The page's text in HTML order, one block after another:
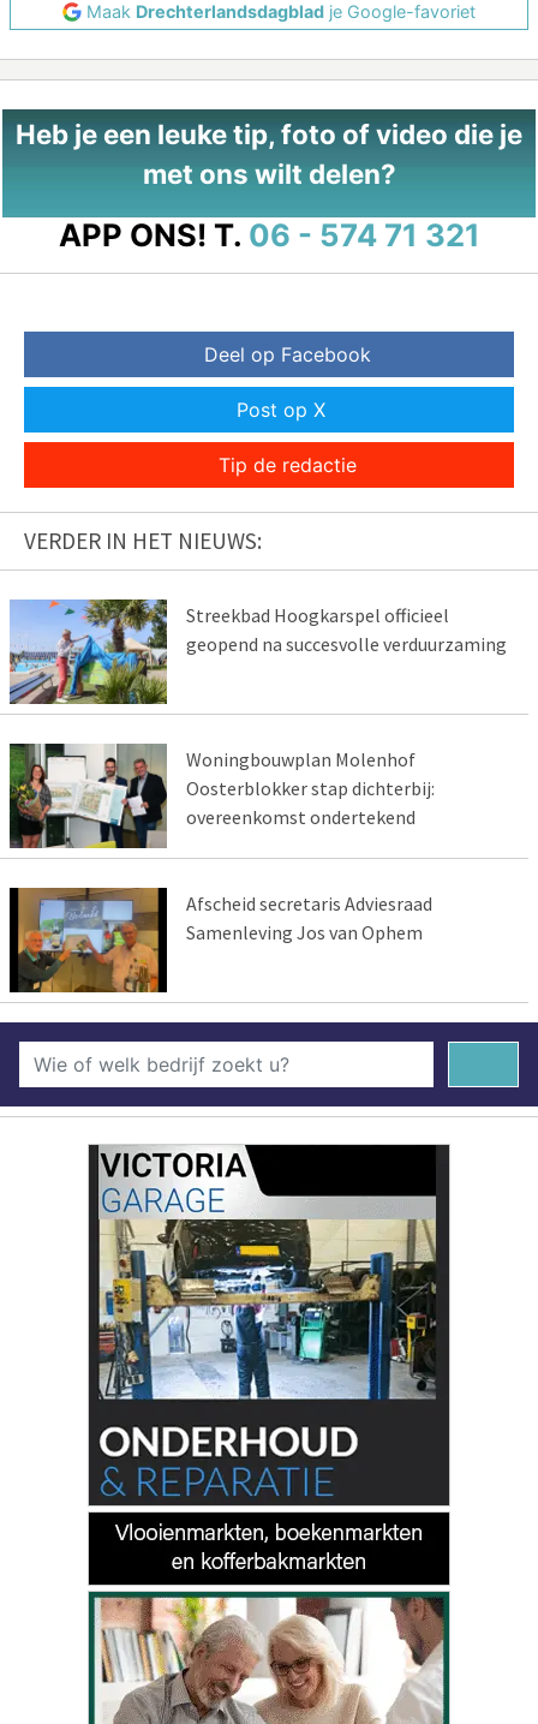
Maak Drechterlandsdagblad je Google-favoriet
Heb je een leuke tip, foto of video die je
met ons wilt delen?
APP ONS! T. 06 - 574 71 321
Deel op Facebook
Post op X
Tip de redactie
VERDER IN HET NIEUWS:
Streekbad Hoogkarspel officieel
geopend na succesvolle verduurzaming
Woningbouwplan Molenhof
Oosterblokker stap dichterbij:
overeenkomst ondertekend
Afscheid secretaris Adviesraad
Samenleving Jos van Ophem